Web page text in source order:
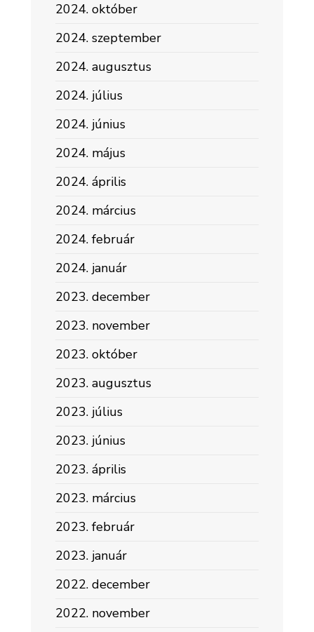
2024. október
2024. szeptember
2024. augusztus
2024. július
2024. június
2024. május
2024. április
2024. március
2024. február
2024. január
2023. december
2023. november
2023. október
2023. augusztus
2023. július
2023. június
2023. április
2023. március
2023. február
2023. január
2022. december
2022. november